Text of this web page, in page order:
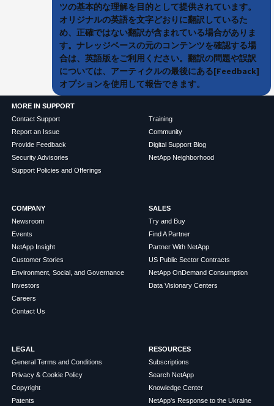
ツの基本的な理解を目的として提供されています。
オリジナルの英語を文字どおりに翻訳しているた
め、正確ではない翻訳が含まれている場合がありま
す。ナレッジベースの元のコンテンツを確認する場
合は、英語版をご利用ください。翻訳の問題や誤訳
については、アーティクルの最後にある[Feedback]
オプションを使用して報告できます。
MORE IN SUPPORT
Contact Support
Report an Issue
Provide Feedback
Security Advisories
Support Policies and Offerings
Training
Community
Digital Support Blog
NetApp Neighborhood
COMPANY
Newsroom
Events
NetApp Insight
Customer Stories
Environment, Social, and Governance
Investors
Careers
Contact Us
SALES
Try and Buy
Find A Partner
Partner With NetApp
US Public Sector Contracts
NetApp OnDemand Consumption
Data Visionary Centers
LEGAL
General Terms and Conditions
Privacy & Cookie Policy
Copyright
Patents
RESOURCES
Subscriptions
Search NetApp
Knowledge Center
NetApp's Response to the Ukraine